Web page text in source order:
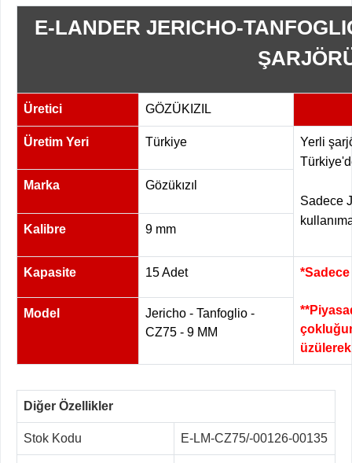
E-LANDER JERICHO-
Üretici GÖZÜKIZIL
Üretim Yeri Türkiye
Yerli
Sadece
Marka Gözükızıl
Kalibre 9 mm
Kapasite 15 Adet
Model
Jericho - Tanfoglio -
CZ75 - 9 MM
Diğer Özellikler
Stok Kodu E-LM-CZ75/-00126-00135